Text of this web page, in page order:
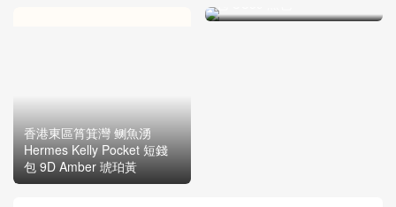
香港東區筲箕灣 鲗魚湧
Hermes Kelly Pocket 短錢
包 9D Amber 琥珀黃